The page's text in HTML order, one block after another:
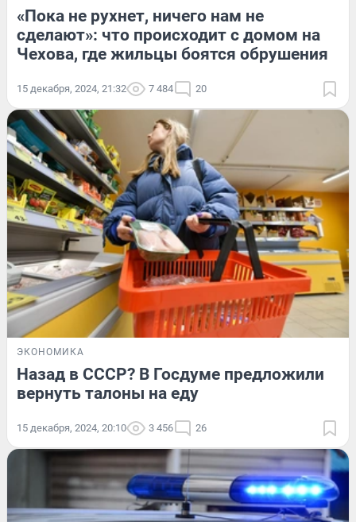
«Пока не рухнет, ничего нам не
сделают»: что происходит с домом на
Чехова, где жильцы боятся обрушения
15 декабря, 2024, 21:32 7 484 20
ЭКОНОМИКА
Назад в СССР? В Госдуме предложили
вернуть талоны на еду
15 декабря, 2024, 20:10 3 456 26